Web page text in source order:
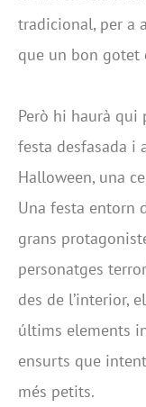
tradicional, per a
que un bon gotet
Però hi haurà qui
festa desfasada i
Halloween, una
Una festa entorn
grans
personatges
des de l’interior,
últims elements
ensurts que
més petits.